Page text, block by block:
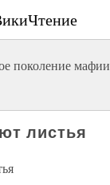
поколение мафии
листья